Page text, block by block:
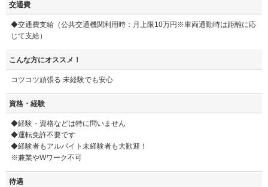
交通費
◆交通費支給（公共交通機関利用時：月上限10万円※車両通勤時は距離に応
じて支給）
こんな方にオススメ！
コツコツ頑張る 未経験でも安心
資格・経験
◆経験・資格などは特に問いません
◆運転免許不要です
◆経験者もアルバイト未経験者も大歓迎！
※兼業やWワーク不可
待遇